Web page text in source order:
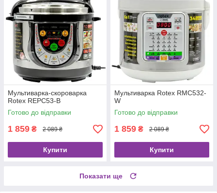
Мультиварка-скороварка
Rotex REPC53-B
Готово до відправки
1 859 ₴ 2 089 ₴
Купити
Мультиварка Rotex RMC532-
W
Готово до відправки
1 859 ₴ 2 089 ₴
Купити
Показати ще